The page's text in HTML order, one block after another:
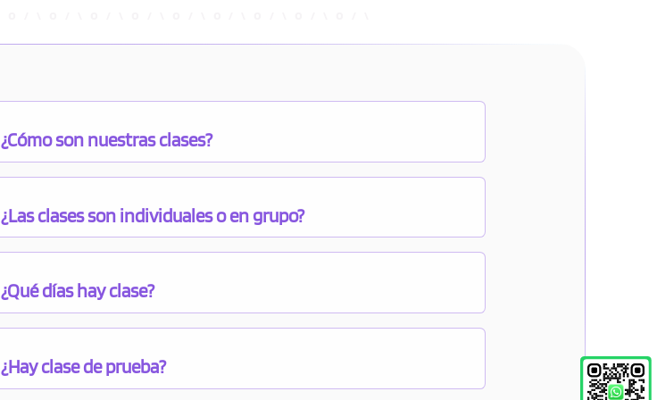
¿Cómo son nuestras clases?
¿Las clases son individuales o en grupo?
¿Qué días hay clase?
¿Hay clase de prueba?